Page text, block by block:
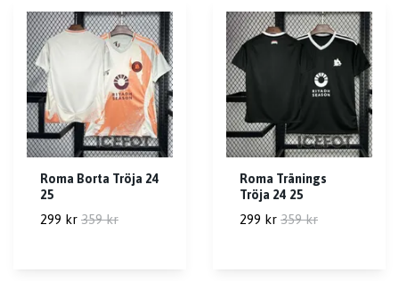
Roma Borta Tröja 24
25
299 kr 359 kr
Roma Tränings
Tröja 24 25
299 kr 359 kr